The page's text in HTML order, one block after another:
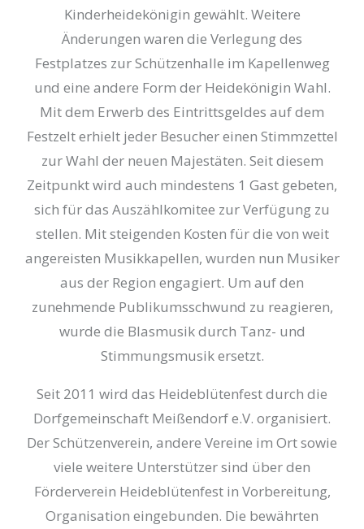
Kinderheidekönigin gewählt. Weitere
Änderungen waren die Verlegung des
Festplatzes zur Schützenhalle im Kapellenweg
und eine andere Form der Heidekönigin Wahl.
Mit dem Erwerb des Eintrittsgeldes auf dem
Festzelt erhielt jeder Besucher einen Stimmzettel
zur Wahl der neuen Majestäten. Seit diesem
Zeitpunkt wird auch mindestens 1 Gast gebeten,
sich für das Auszählkomitee zur Verfügung zu
stellen. Mit steigenden Kosten für die von weit
angereisten Musikkapellen, wurden nun Musiker
aus der Region engagiert. Um auf den
zunehmende Publikumsschwund zu reagieren,
wurde die Blasmusik durch Tanz- und
Stimmungsmusik ersetzt.
Seit 2011 wird das Heideblütenfest durch die
Dorfgemeinschaft Meißendorf e.V. organisiert.
Der Schützenverein, andere Vereine im Ort sowie
viele weitere Unterstützer sind über den
Förderverein Heideblütenfest in Vorbereitung,
Organisation eingebunden. Die bewährten